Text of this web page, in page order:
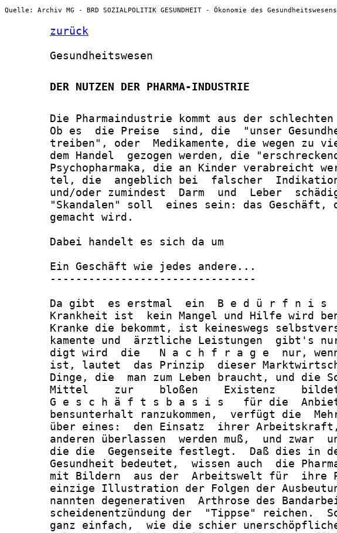
Quelle: Archiv MG - BRD SOZIALPOLITIK GESUNDHEIT - Ökonomie des Gesundheitswesens
zurück
       Gesundheitswesen
       DER NUTZEN DER PHARMA-INDUSTRIE